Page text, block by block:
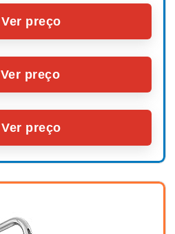
Ver preço
Ver preço
Ver preço